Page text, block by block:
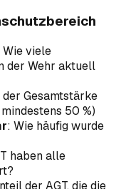
Wie viele
der Wehr aktuell
Gesamtstärke
50 %)
: Wie häufig wurde
haben alle
der AGT, die die